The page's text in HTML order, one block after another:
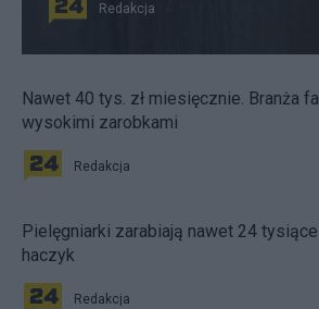
Redakcja
Nawet 40 tys. zł miesięcznie. Branża
wysokimi zarobkami
Redakcja
Pielęgniarki zarabiają nawet 24
haczyk
Redakcja